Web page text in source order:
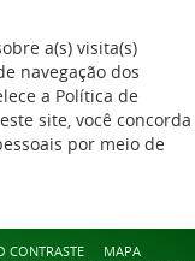
a(s) visita(s)
navegação dos
a Política de
site, você concorda
por meio de
CONTRASTE MAPA